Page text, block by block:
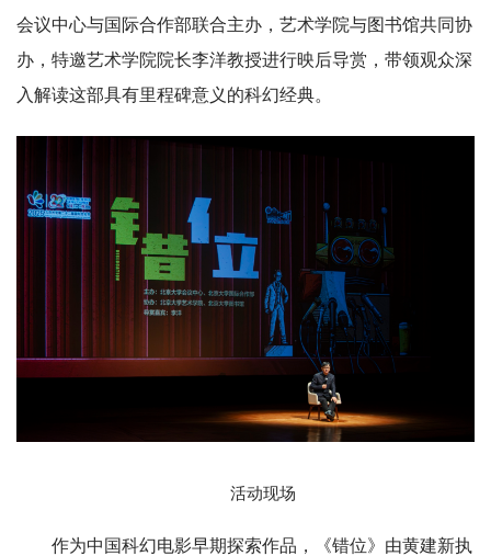
会议中心与国际合作部联合主办，艺术学院与图书馆共同协
办，特邀艺术学院院长李洋教授进行映后导赏，带领观众深
入解读这部具有里程碑意义的科幻经典。
活动现场
作为中国科幻电影早期探索作品，《错位》由黄建新执